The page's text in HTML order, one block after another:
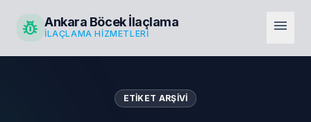
pest_control Ankara Böcek İlaçlama
İLAÇLAMA HIZMETLERI menu
ETIKET ARŞIVI